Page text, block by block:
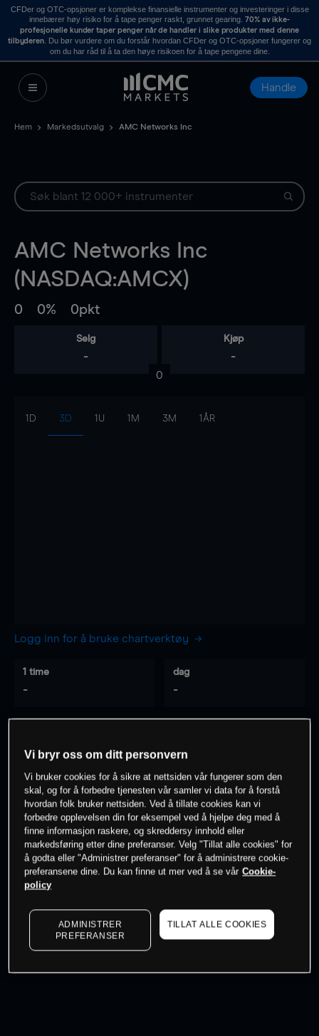
CFDer og OTC-opsjoner er komplekse finansielle instrumenter og investeringer i disse
innebærer høy risiko for å tape penger raskt, grunnet gearing. 70% av ikke-
profesjonelle kunder taper penger når de handler i slike produkter med denne
tilbyderen . Du bør vurdere om du forstår hvordan CFDer og OTC-opsjoner fungerer og
om du har råd til å ta den høye risikoen for å tape pengene dine.
Handle
Hem Markedsutvalg AMC Networks Inc
AMC Networks Inc
(NASDAQ:AMCX)
0 0% 0pkt
Selg
-
Kjøp
-
0
1D 3D 1U 1M 3M 1ÅR
Logg inn for å bruke chartverktøy
1 time
-
dag
-
- -
0% av kunder erpå dette instrumentet
Søk om konto
Kursene er veiledende.Log in
Vi bryr oss om ditt personvern
Vi bruker cookies for å sikre at nettsiden vår fungerer som den
skal, og for å forbedre tjenesten vår samler vi data for å forstå
hvordan folk bruker nettsiden. Ved å tillate cookies kan vi
forbedre opplevelsen din for eksempel ved å hjelpe deg med å
finne informasjon raskere, og skreddersy innhold eller
markedsføring etter dine preferanser. Velg "Tillat alle cookies" for
å godta eller "Administrer preferanser" for å administrere cookie-
preferansene dine. Du kan finne ut mer ved å se vår Cookie-
policy
ADMINISTRER
PREFERANSER
TILLAT ALLE COOKIES